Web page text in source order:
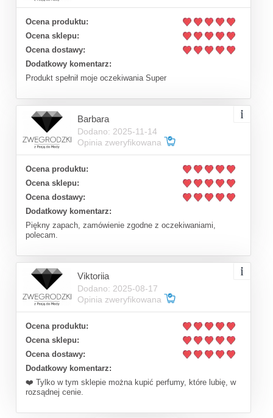
Ocena produktu:
Ocena sklepu:
Ocena dostawy:
Dodatkowy komentarz:
Produkt spełnił moje oczekiwania Super
Barbara
Dodano: 2025-11-14
Opinia zweryfikowana
Ocena produktu:
Ocena sklepu:
Ocena dostawy:
Dodatkowy komentarz:
Piękny zapach, zamówienie zgodne z oczekiwaniami,
polecam.
Viktoriia
Dodano: 2025-08-17
Opinia zweryfikowana
Ocena produktu:
Ocena sklepu:
Ocena dostawy:
Dodatkowy komentarz:
❤️ Tylko w tym sklepie można kupić perfumy, które lubię, w
rozsądnej cenie.